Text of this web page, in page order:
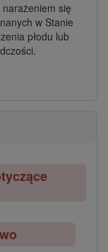
się
w Stanie
płodu lub